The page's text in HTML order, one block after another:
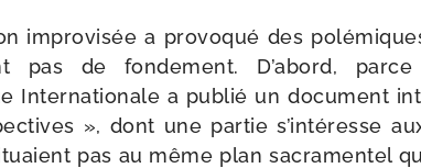
impro­vi­sée a pro­vo­qué des
pas de fon­de­ment. D’abord,
Internationale a publié un docu­ment
», dont une par­tie s’intéresse
pas au même plan sacra­men­tel